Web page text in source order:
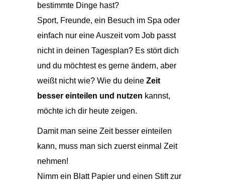
bestimmte Dinge hast?
Sport, Freunde, ein Besuch im Spa oder
einfach nur eine Auszeit vom Job passt
nicht in deinen Tagesplan? Es stört dich
und du möchtest es gerne ändern, aber
weißt nicht wie? Wie du deine Zeit
besser einteilen und nutzen kannst,
möchte ich dir heute zeigen.
Damit man seine Zeit besser einteilen
kann, muss man sich zuerst einmal Zeit
nehmen!
Nimm ein Blatt Papier und einen Stift zur